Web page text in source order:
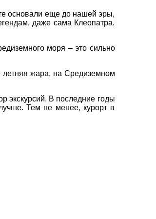
основали еще до нашей эры,
даже сама Клеопатра.
моря – это сильно
летняя жара, на Средиземном
экскурсий. В последние годы
Тем не менее, курорт в